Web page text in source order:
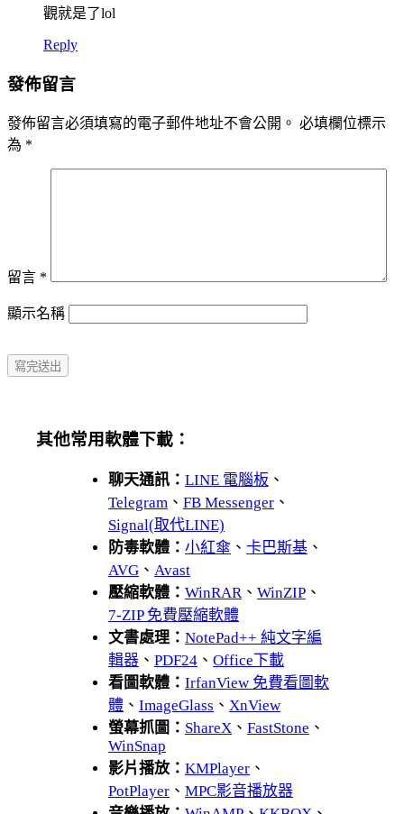
觀就是了lol
Reply
發佈留言
發佈留言必須填寫的電子郵件地址不會公開。 必填欄位標示
為 *
留言 *
顯示名稱
其他常用軟體下載：
聊天通訊： LINE 電腦板 、
Telegram 、 FB Messenger 、
Signal(取代LINE)
防毒軟體： 小紅傘 、 卡巴斯基 、
AVG 、 Avast
壓縮軟體： WinRAR 、 WinZIP 、
7-ZIP 免費壓縮軟體
文書處理： NotePad++ 純文字編
輯器 、 PDF24 、 Office下載
看圖軟體： IrfanView 免費看圖軟
體 、 ImageGlass 、 XnView
螢幕抓圖： ShareX 、 FastStone 、
WinSnap
影片播放： KMPlayer 、
PotPlayer 、 MPC影音播放器